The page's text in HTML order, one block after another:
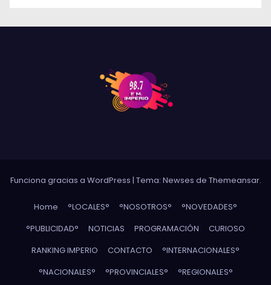
Funciona gracias a WordPress | Tema: Newses de Themeansar.
Home °LOCALES° °NOSOTROS°
°NOVEDADES°
°PUBLICIDAD°
NOTICIAS PROGRAMACIÓN
CURIOSO
RANKING IMPERIO
CONTACTO
°INTERNACIONALES°
°NACIONALES°
°PROVINCIALES° °REGIONALES°